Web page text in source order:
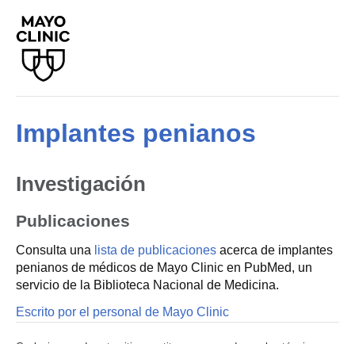
Implantes penianos
Investigación
Publicaciones
Consulta una lista de publicaciones acerca de implantes
penianos de médicos de Mayo Clinic en PubMed, un
servicio de la Biblioteca Nacional de Medicina.
Escrito por el personal de Mayo Clinic